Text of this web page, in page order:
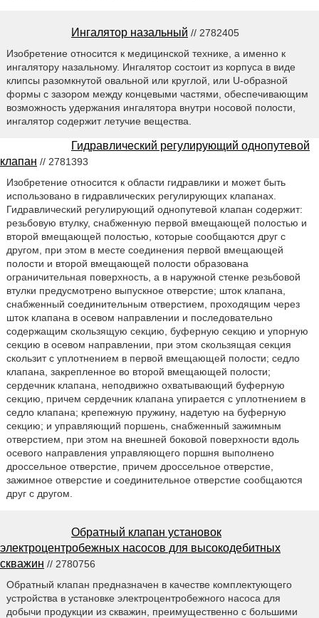
Ингалятор назальный // 2782405
Изобретение относится к медицинской технике, а именно к
ингалятору назальному. Ингалятор состоит из корпуса в виде
клипсы разомкнутой овальной или круглой, или U-образной
формы с зазором между концевыми частями, обеспечивающим
возможность удержания ингалятора внутри носовой полости,
ингалятор содержит летучие вещества.
Гидравлический регулирующий однопутевой
клапан // 2781393
Изобретение относится к области гидравлики и может быть
использовано в гидравлических регулирующих клапанах.
Гидравлический регулирующий однопутевой клапан содержит:
резьбовую втулку, снабженную первой вмещающей полостью и
второй вмещающей полостью, которые сообщаются друг с
другом, при этом в месте соединения первой вмещающей
полости и второй вмещающей полости образована
ограничительная поверхность, а в наружной стенке резьбовой
втулки предусмотрено выпускное отверстие; шток клапана,
снабженный соединительным отверстием, проходящим через
шток клапана в осевом направлении и последовательно
содержащим скользящую секцию, буферную секцию и упорную
секцию в осевом направлении, при этом скользящая секция
скользит с уплотнением в первой вмещающей полости; седло
клапана, закрепленное во второй вмещающей полости;
сердечник клапана, неподвижно охватывающий буферную
секцию, причем сердечник клапана упирается с уплотнением в
седло клапана; крепежную пружину, надетую на буферную
секцию; и управляющий поршень, снабженный зажимным
отверстием, при этом на внешней боковой поверхности вдоль
осевого направления управляющего поршня выполнено
дроссельное отверстие, причем дроссельное отверстие,
зажимное отверстие и соединительное отверстие сообщаются
друг с другом.
Обратный клапан установок
электроцентробежных насосов для высокодебитных
скважин // 2780756
Обратный клапан предназначен в качестве комплектующего
устройства в установке электроцентробежного насоса для
добычи продукции из скважин, преимущественно с большими